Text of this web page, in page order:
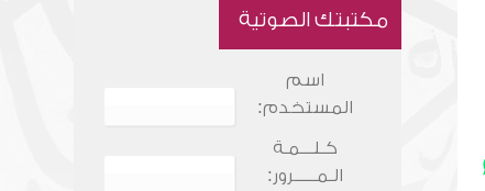
مكتبتك الصوتية
اسم
المستخدم:
كـلـــمـة
الـمـــــرور: